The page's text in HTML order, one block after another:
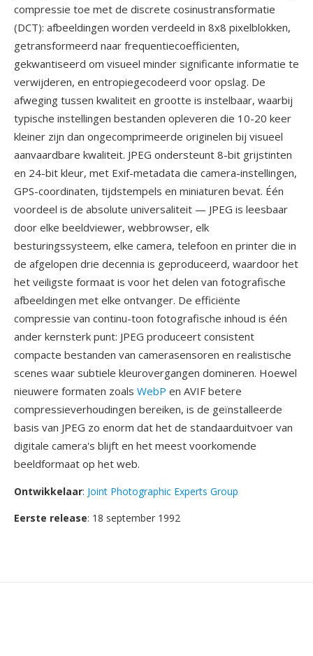
compressie toe met de discrete cosinustransformatie
(DCT): afbeeldingen worden verdeeld in 8x8 pixelblokken,
getransformeerd naar frequentiecoefficienten,
gekwantiseerd om visueel minder significante informatie te
verwijderen, en entropiegecodeerd voor opslag. De
afweging tussen kwaliteit en grootte is instelbaar, waarbij
typische instellingen bestanden opleveren die 10-20 keer
kleiner zijn dan ongecomprimeerde originelen bij visueel
aanvaardbare kwaliteit. JPEG ondersteunt 8-bit grijstinten
en 24-bit kleur, met Exif-metadata die camera-instellingen,
GPS-coordinaten, tijdstempels en miniaturen bevat. Één
voordeel is de absolute universaliteit — JPEG is leesbaar
door elke beeldviewer, webbrowser, elk
besturingssysteem, elke camera, telefoon en printer die in
de afgelopen drie decennia is geproduceerd, waardoor het
het veiligste formaat is voor het delen van fotografische
afbeeldingen met elke ontvanger. De efficiënte
compressie van continu-toon fotografische inhoud is één
ander kernsterk punt: JPEG produceert consistent
compacte bestanden van camerasensoren en realistische
scenes waar subtiele kleurovergangen domineren. Hoewel
nieuwere formaten zoals WebP en AVIF betere
compressieverhoudingen bereiken, is de geïnstalleerde
basis van JPEG zo enorm dat het de standaarduitvoer van
digitale camera's blijft en het meest voorkomende
beeldformaat op het web.
Ontwikkelaar: Joint Photographic Experts Group
Eerste release: 18 september 1992